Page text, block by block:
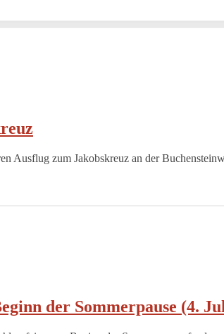
Ausflug zum Jakobskreuz an der
der Sommerpause (4.